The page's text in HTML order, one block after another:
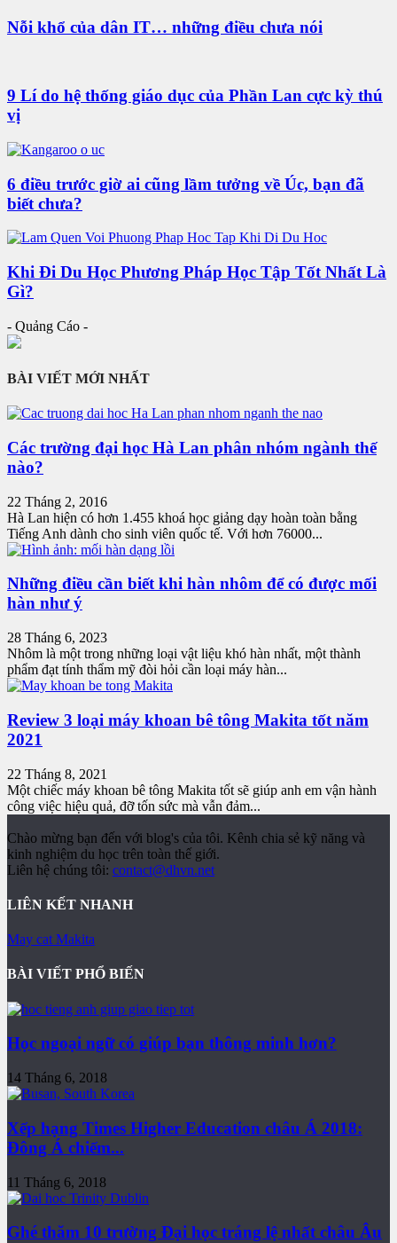
Nỗi khổ của dân IT… những điều chưa nói
9 Lí do hệ thống giáo dục của Phần Lan cực kỳ thú
vị
6 điều trước giờ ai cũng lầm tưởng về Úc, bạn đã
biết chưa?
Khi Đi Du Học Phương Pháp Học Tập Tốt Nhất Là
Gì?
- Quảng Cáo -
BÀI VIẾT MỚI NHẤT
Các trường đại học Hà Lan phân nhóm ngành thế
nào?
22 Tháng 2, 2016
Hà Lan hiện có hơn 1.455 khoá học giảng dạy hoàn toàn bằng
Tiếng Anh dành cho sinh viên quốc tế. Với hơn 76000...
Những điều cần biết khi hàn nhôm để có được mối
hàn như ý
28 Tháng 6, 2023
Nhôm là một trong những loại vật liệu khó hàn nhất, một thành
phẩm đạt tính thẩm mỹ đòi hỏi cần loại máy hàn...
Review 3 loại máy khoan bê tông Makita tốt năm
2021
22 Tháng 8, 2021
Một chiếc máy khoan bê tông Makita tốt sẽ giúp anh em vận hành
công việc hiệu quả, đỡ tốn sức mà vẫn đảm...
Chào mừng bạn đến với blog's của tôi. Kênh chia sẻ kỹ năng và
kinh nghiệm du học trên toàn thế giới.
Liên hệ chúng tôi: contact@dhvn.net
LIÊN KẾT NHANH
May cat Makita
BÀI VIẾT PHỔ BIẾN
Học ngoại ngữ có giúp bạn thông minh hơn?
14 Tháng 6, 2018
Xếp hạng Times Higher Education châu Á 2018:
Đông Á chiếm...
11 Tháng 6, 2018
Ghé thăm 10 trường Đại học tráng lệ nhất châu Âu